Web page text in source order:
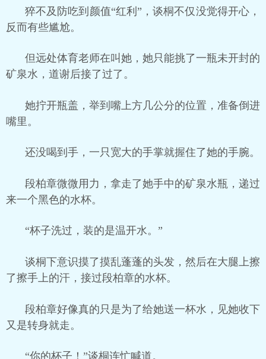
猝不及防吃到颜值“红利”，谈桐不仅没觉得开心，
反而有些尴尬。
但远处体育老师在叫她，她只能挑了一瓶未开封的
矿泉水，道谢后接了过了。
她拧开瓶盖，举到嘴上方几公分的位置，准备倒进
嘴里。
还没喝到手，一只宽大的手掌就握住了她的手腕。
段柏章微微用力，拿走了她手中的矿泉水瓶，递过
来一个黑色的水杯。
“杯子洗过，装的是温开水。”
谈桐下意识摸了摸乱蓬蓬的头发，然后在大腿上擦
了擦手上的汗，接过段柏章的水杯。
段柏章好像真的只是为了给她送一杯水，见她收下
又是转身就走。
“你的杯子！”谈桐连忙喊道。